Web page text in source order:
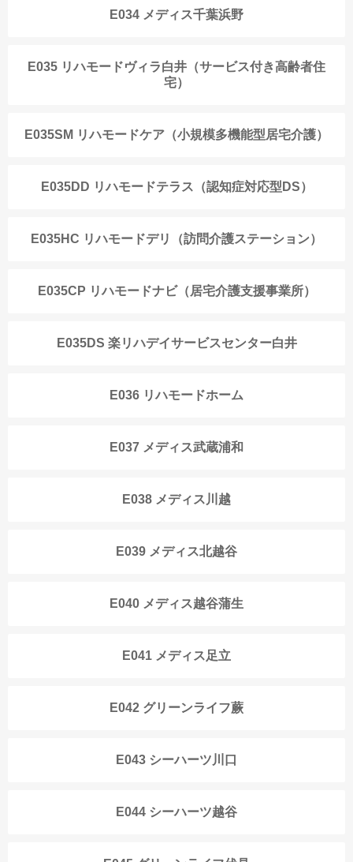
E034 メディス千葉浜野
E035 リハモードヴィラ白井（サービス付き高齢者住
宅）
E035SM リハモードケア（小規模多機能型居宅介護）
E035DD リハモードテラス（認知症対応型DS）
E035HC リハモードデリ（訪問介護ステーション）
E035CP リハモードナビ（居宅介護支援事業所）
E035DS 楽リハデイサービスセンター白井
E036 リハモードホーム
E037 メディス武蔵浦和
E038 メディス川越
E039 メディス北越谷
E040 メディス越谷蒲生
E041 メディス足立
E042 グリーンライフ蕨
E043 シーハーツ川口
E044 シーハーツ越谷